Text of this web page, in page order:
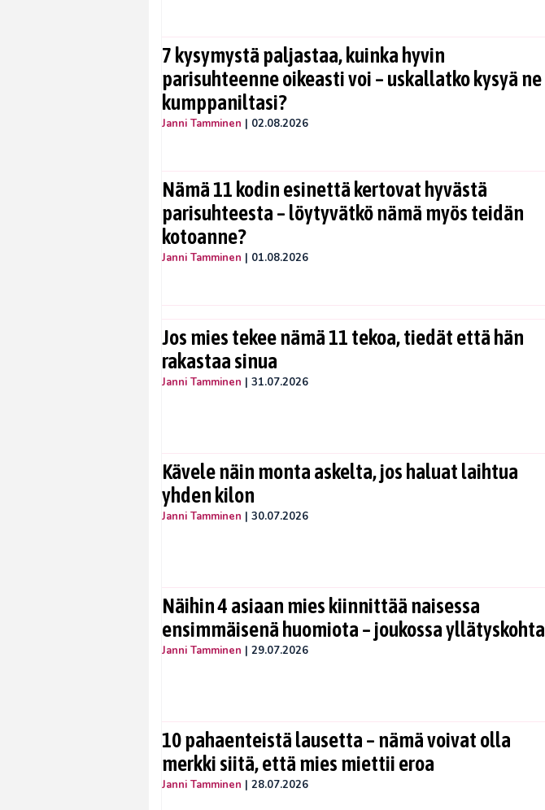
7 kysymystä paljastaa, kuinka hyvin
parisuhteenne oikeasti voi – uskallatko kysyä ne
kumppaniltasi?
Janni Tamminen | 02.08.2026
Nämä 11 kodin esinettä kertovat hyvästä
parisuhteesta – löytyvätkö nämä myös teidän
kotoanne?
Janni Tamminen | 01.08.2026
Jos mies tekee nämä 11 tekoa, tiedät että hän
rakastaa sinua
Janni Tamminen | 31.07.2026
Kävele näin monta askelta, jos haluat laihtua
yhden kilon
Janni Tamminen | 30.07.2026
Näihin 4 asiaan mies kiinnittää naisessa
ensimmäisenä huomiota – joukossa yllätyskohta
Janni Tamminen | 29.07.2026
10 pahaenteistä lausetta – nämä voivat olla
merkki siitä, että mies miettii eroa
Janni Tamminen | 28.07.2026